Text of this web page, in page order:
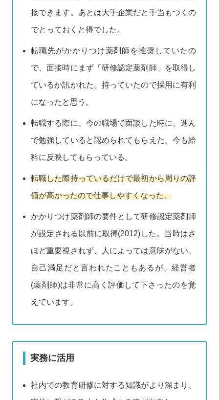
接できます。あとは大手企業だと手当もつくの
でとっておくと得でした。
転職先がかかりつけ薬剤師を推奨していたの
で、面接時にまず「研修認定薬剤師」を取得し
ているか訊かれた。持っていたので採用に有利
になったと思う。
転職する際に、今の職場で面談した時に、進ん
で勉強していると認められてもらえた。今も給
料に反映してもらっている。
転職した際持っているだけで最初から周りの評
価が高かったので仕事しやすくなった。
かかりつけ薬剤師の要件として研修認定薬剤師
が設定される以前に取得(2012)した。当時はさ
ほど重要視されず、人によっては意味がない、
自己満足だと言われたこともあるが、経営者
(薬剤師)は非常に高く評価して下さったのを覚
えています。
実務に活用
社内での教育研修に対する知識がより深まり、